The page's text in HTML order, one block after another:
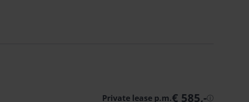
Private lease p.m.€ 585,-ⓘ